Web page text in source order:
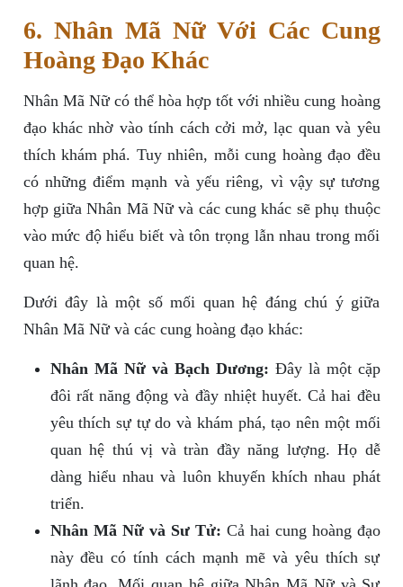
6. Nhân Mã Nữ Với Các Cung
Hoàng Đạo Khác
Nhân Mã Nữ có thể hòa hợp tốt với nhiều cung hoàng
đạo khác nhờ vào tính cách cởi mở, lạc quan và yêu
thích khám phá. Tuy nhiên, mỗi cung hoàng đạo đều
có những điểm mạnh và yếu riêng, vì vậy sự tương
hợp giữa Nhân Mã Nữ và các cung khác sẽ phụ thuộc
vào mức độ hiểu biết và tôn trọng lẫn nhau trong mối
quan hệ.
Dưới đây là một số mối quan hệ đáng chú ý giữa
Nhân Mã Nữ và các cung hoàng đạo khác:
Nhân Mã Nữ và Bạch Dương: Đây là một cặp
đôi rất năng động và đầy nhiệt huyết. Cả hai đều
yêu thích sự tự do và khám phá, tạo nên một mối
quan hệ thú vị và tràn đầy năng lượng. Họ dễ
dàng hiểu nhau và luôn khuyến khích nhau phát
triển.
Nhân Mã Nữ và Sư Tử: Cả hai cung hoàng đạo
này đều có tính cách mạnh mẽ và yêu thích sự